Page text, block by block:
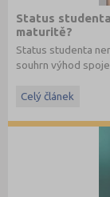
Status
maturitě?
Status studenta
souhrn výhod
Celý článek